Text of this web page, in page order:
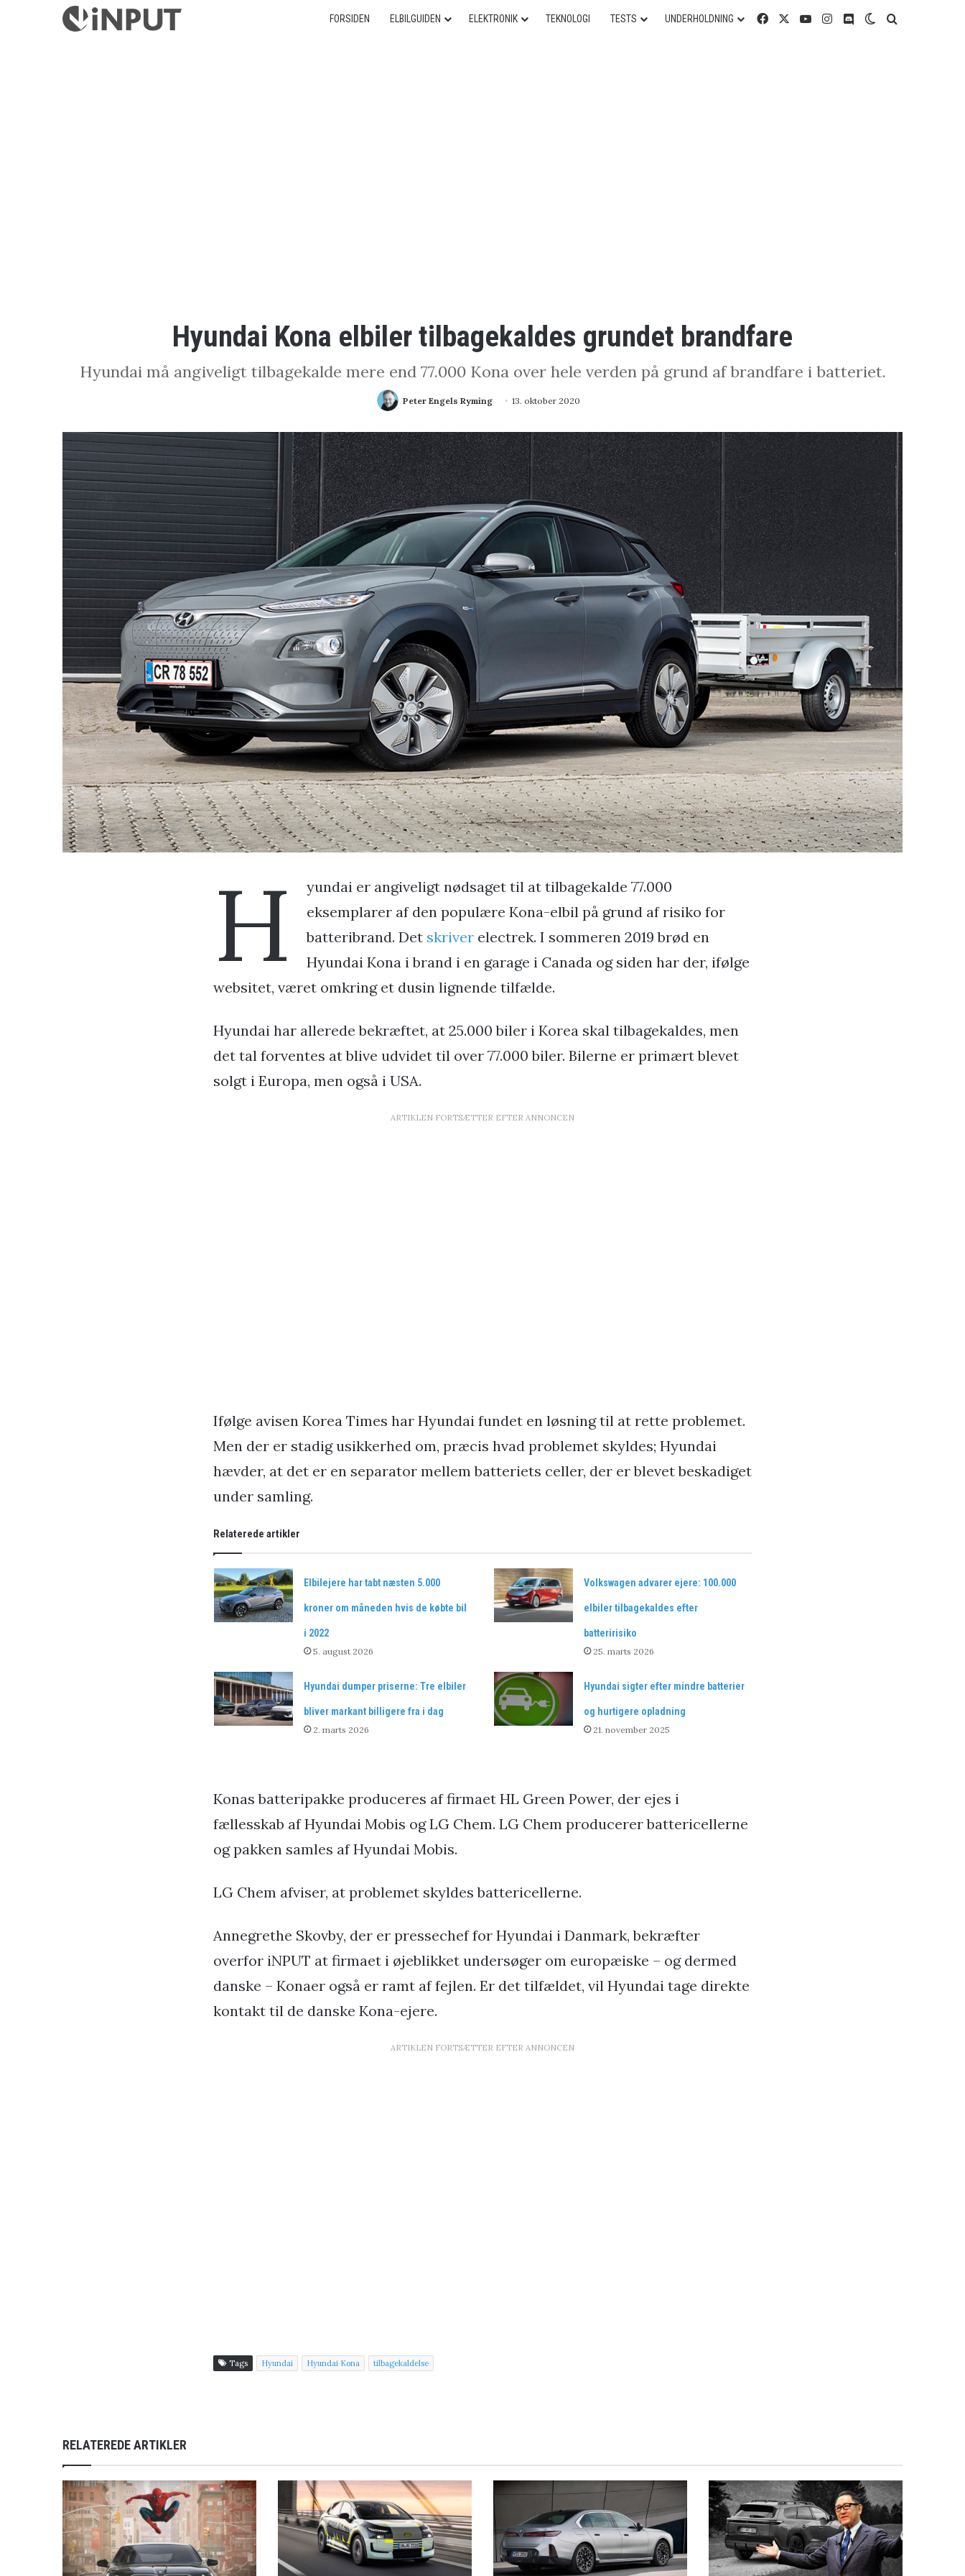
FORSIDEN ELBILGUIDEN ELEKTRONIK TEKNOLOGI TESTS UNDERHOLDNING FacebookYouTubeInstagram
DiscordSwitch skin
Hyundai Kona elbiler tilbagekaldes grundet brandfare
Hyundai må angiveligt tilbagekalde mere end 77.000 Kona over hele verden på grund af brandfare i batteriet.
Peter Engels Ryming 13. oktober 2020
H
yundai er angiveligt nødsaget til at tilbagekalde 77.000
eksemplarer af den populære Kona-elbil på grund af risiko for
batteribrand. Det skriver electrek. I sommeren 2019 brød en
Hyundai Kona i brand i en garage i Canada og siden har der, ifølge
websitet, været omkring et dusin lignende tilfælde.
Hyundai har allerede bekræftet, at 25.000 biler i Korea skal tilbagekaldes, men
det tal forventes at blive udvidet til over 77.000 biler. Bilerne er primært blevet
solgt i Europa, men også i USA.
ARTIKLEN FORTSÆTTER EFTER ANNONCEN
Ifølge avisen Korea Times har Hyundai fundet en løsning til at rette problemet.
Men der er stadig usikkerhed om, præcis hvad problemet skyldes; Hyundai
hævder, at det er en separator mellem batteriets celler, der er blevet beskadiget
under samling.
Relaterede artikler
Elbilejere har tabt næsten 5.000
kroner om måneden hvis de købte bil
i 2022
5. august 2026
Volkswagen advarer ejere: 100.000
elbiler tilbagekaldes efter
batteririsiko
25. marts 2026
Hyundai dumper priserne: Tre elbiler
bliver markant billigere fra i dag
2. marts 2026
Hyundai sigter efter mindre batterier
og hurtigere opladning
21. november 2025
Konas batteripakke produceres af firmaet HL Green Power, der ejes i
fællesskab af Hyundai Mobis og LG Chem. LG Chem producerer battericellerne
og pakken samles af Hyundai Mobis.
LG Chem afviser, at problemet skyldes battericellerne.
Annegrethe Skovby, der er pressechef for Hyundai i Danmark, bekræfter
overfor iNPUT at firmaet i øjeblikket undersøger om europæiske – og dermed
danske – Konaer også er ramt af fejlen. Er det tilfældet, vil Hyundai tage direkte
kontakt til de danske Kona-ejere.
ARTIKLEN FORTSÆTTER EFTER ANNONCEN
Tags Hyundai Hyundai Kona tilbagekaldelse
RELATEREDE ARTIKLER